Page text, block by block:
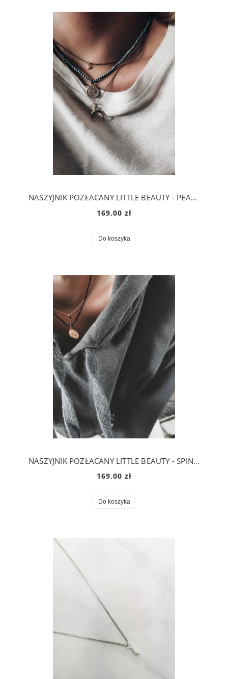
NASZYJNIK POZŁACANY LITTLE BEAUTY - PEARL
169,00 zł
Do koszyka
NASZYJNIK POZŁACANY LITTLE BEAUTY - SPINEL
169,00 zł
Do koszyka